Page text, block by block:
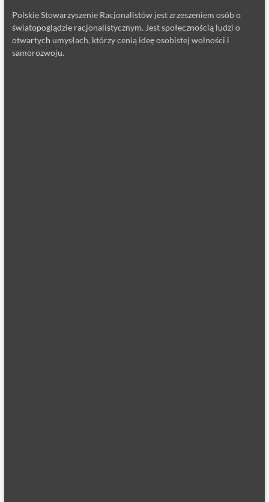
Polskie Stowarzyszenie Racjonalistów jest zrzeszeniem osób o
światopoglądzie racjonalistycznym. Jest społecznością ludzi o
otwartych umysłach, którzy cenią ideę osobistej wolności i
samorozwoju.